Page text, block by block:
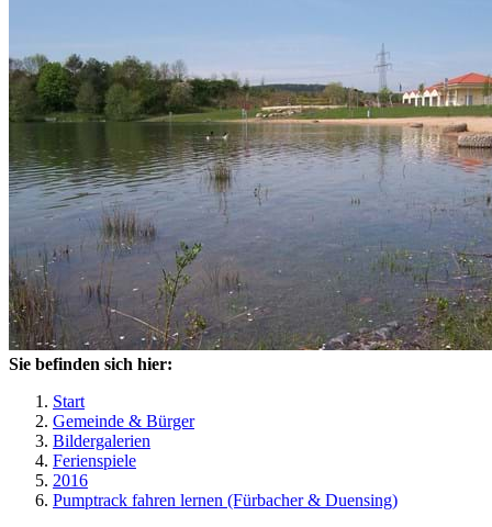
Sie befinden sich hier:
Start
Gemeinde & Bürger
Bildergalerien
Ferienspiele
2016
Pumptrack fahren lernen (Fürbacher & Duensing)